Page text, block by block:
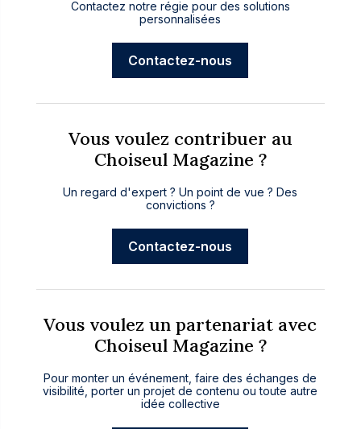
Contactez notre régie pour des solutions
personnalisées
Contactez-nous
Vous voulez contribuer au
Choiseul Magazine ?
Un regard d'expert ? Un point de vue ? Des
convictions ?
Contactez-nous
Vous voulez un partenariat avec
Choiseul Magazine ?
Pour monter un événement, faire des échanges de
visibilité, porter un projet de contenu ou toute autre
idée collective